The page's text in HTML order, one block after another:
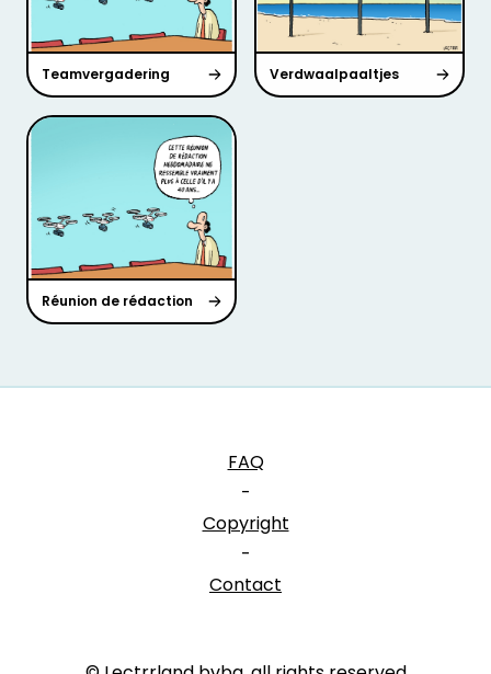
Teamvergadering Verdwaalpaaltjes
Réunion de rédaction
FAQ
-
Copyright
-
Contact